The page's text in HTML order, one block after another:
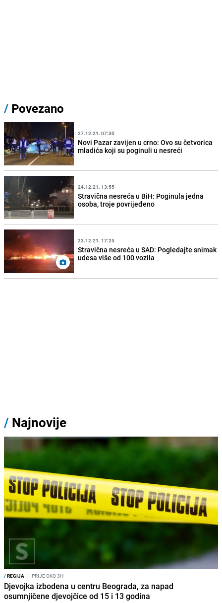
/ Povezano
27.12.21. 07:30
Novi Pazar zavijen u crno: Ovo su četvorica
mladića koji su poginuli u nesreći
24.12.21. 13:55
Stravična nesreća u BiH: Poginula jedna
osoba, troje povrijeđeno
23.12.21. 17:25
Stravična nesreća u SAD: Pogledajte snimak
udesa više od 100 vozila
/ Najnovije
/REGIJA I PRIJE OKO 3H
Djevojka izbodena u centru Beograda, za napad
osumnjičene djevojčice od 15 i 13 godina